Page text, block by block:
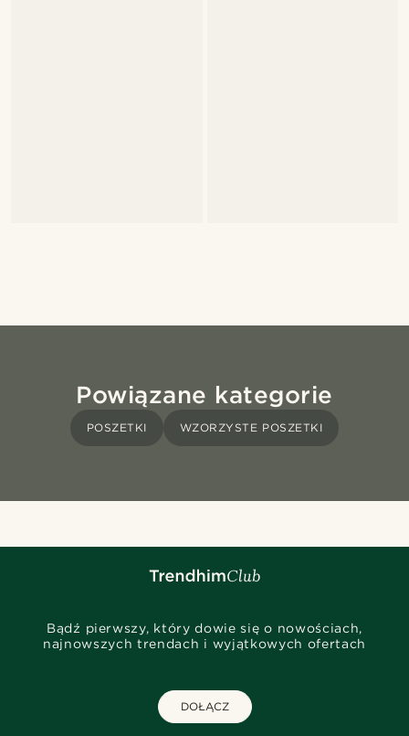
Powiązane kategorie
POSZETKI WZORZYSTE POSZETKI
Bądź pierwszy, który dowie się o nowościach,
najnowszych trendach i wyjątkowych ofertach
DOŁĄCZ